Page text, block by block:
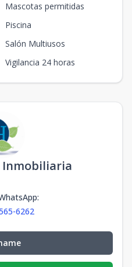
Mascotas permitidas
Piscina
Salón Multiusos
Vigilancia 24 horas
Inmobiliaria
:
6262